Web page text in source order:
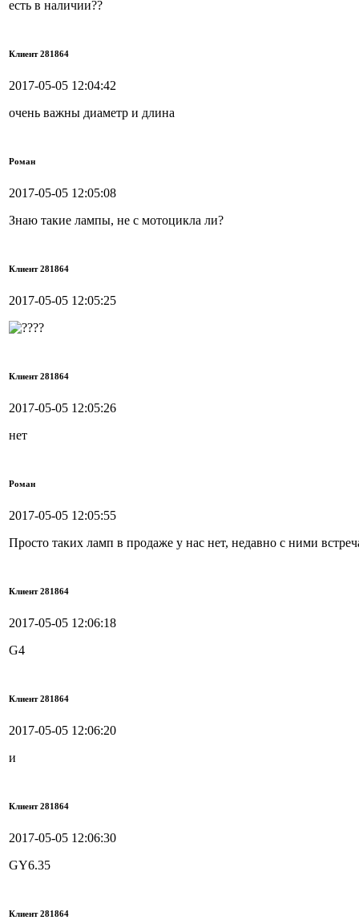
есть в наличии??
Клиент 281864
2017-05-05 12:04:42
очень важны диаметр и длина
Роман
2017-05-05 12:05:08
Знаю такие лампы, не с мотоцикла ли?
Клиент 281864
2017-05-05 12:05:25
Клиент 281864
2017-05-05 12:05:26
нет
Роман
2017-05-05 12:05:55
Просто таких ламп в продаже у нас нет, недавно с ними
Клиент 281864
2017-05-05 12:06:18
G4
Клиент 281864
2017-05-05 12:06:20
и
Клиент 281864
2017-05-05 12:06:30
GY6.35
Клиент 281864